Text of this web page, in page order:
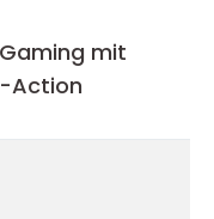
mit
Action